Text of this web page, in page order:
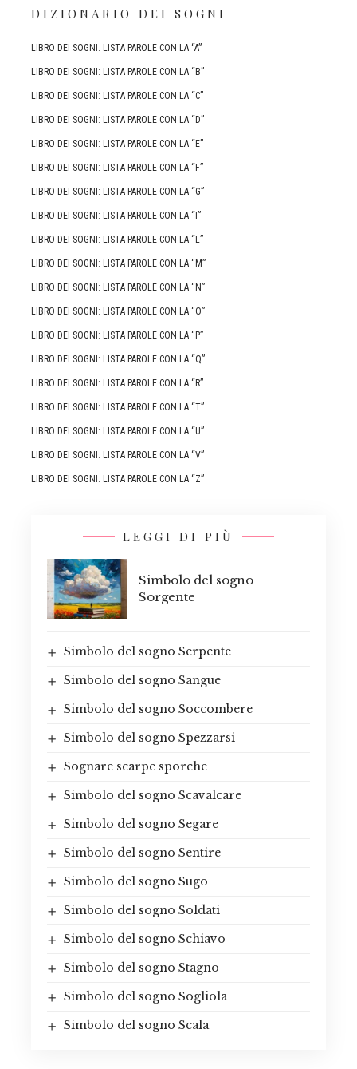
DIZIONARIO DEI SOGNI
LIBRO DEI SOGNI: LISTA PAROLE CON LA “A”
LIBRO DEI SOGNI: LISTA PAROLE CON LA “B”
LIBRO DEI SOGNI: LISTA PAROLE CON LA “C”
LIBRO DEI SOGNI: LISTA PAROLE CON LA “D”
LIBRO DEI SOGNI: LISTA PAROLE CON LA “E”
LIBRO DEI SOGNI: LISTA PAROLE CON LA “F”
LIBRO DEI SOGNI: LISTA PAROLE CON LA “G”
LIBRO DEI SOGNI: LISTA PAROLE CON LA “I”
LIBRO DEI SOGNI: LISTA PAROLE CON LA “L”
LIBRO DEI SOGNI: LISTA PAROLE CON LA “M”
LIBRO DEI SOGNI: LISTA PAROLE CON LA “N”
LIBRO DEI SOGNI: LISTA PAROLE CON LA “O”
LIBRO DEI SOGNI: LISTA PAROLE CON LA “P”
LIBRO DEI SOGNI: LISTA PAROLE CON LA “Q”
LIBRO DEI SOGNI: LISTA PAROLE CON LA “R”
LIBRO DEI SOGNI: LISTA PAROLE CON LA “T”
LIBRO DEI SOGNI: LISTA PAROLE CON LA “U”
LIBRO DEI SOGNI: LISTA PAROLE CON LA “V”
LIBRO DEI SOGNI: LISTA PAROLE CON LA “Z”
LEGGI DI PIÙ
Simbolo del sogno
Sorgente
Simbolo del sogno Serpente
Simbolo del sogno Sangue
Simbolo del sogno Soccombere
Simbolo del sogno Spezzarsi
Sognare scarpe sporche
Simbolo del sogno Scavalcare
Simbolo del sogno Segare
Simbolo del sogno Sentire
Simbolo del sogno Sugo
Simbolo del sogno Soldati
Simbolo del sogno Schiavo
Simbolo del sogno Stagno
Simbolo del sogno Sogliola
Simbolo del sogno Scala